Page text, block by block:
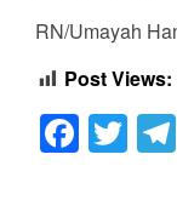
RN/Umayah
Post Views: